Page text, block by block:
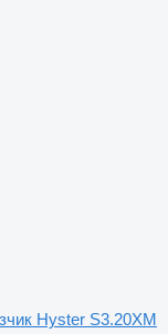
Hyster S3.20XM